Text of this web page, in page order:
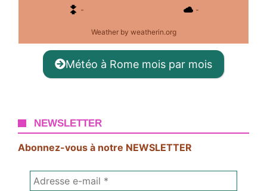
- -
Weatherby weatherin.org
Météo à Rome mois par mois
NEWSLETTER
Abonnez-vous à notre NEWSLETTER